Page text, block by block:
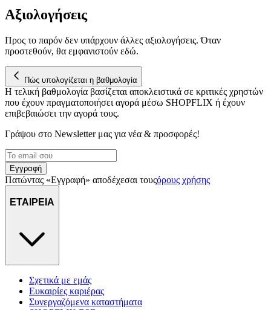
Αξιολογήσεις
Προς το παρόν δεν υπάρχουν άλλες αξιολογήσεις. Όταν
προστεθούν, θα εμφανιστούν εδώ.
Πώς υπολογίζεται η βαθμολογία
Η τελική βαθμολογία βασίζεται αποκλειστικά σε κριτικές χρηστών
που έχουν πραγματοποιήσει αγορά μέσω SHOPFLIX ή έχουν
επιβεβαιώσει την αγορά τους.
Γράψου στο Νewsletter μας για νέα & προσφορές!
Εγγραφή
Πατώντας «Εγγραφή» αποδέχεσαι τουςόρους χρήσης
ΕΤΑΙΡΕΙΑ
Σχετικά με εμάς
Ευκαιρίες καριέρας
Συνεργαζόμενα καταστήματα